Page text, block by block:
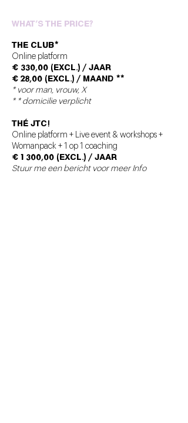
WHAT’S THE PRICE?
THE CLub*
Online platform
€ 330,00 (excl.) / Jaar
€ 28,00 (excl.) / maand **
* voor man, vrouw, X
* * domicilie verplicht
thé JTC!
Online platform + Live event & workshops +
Womanpack + 1 op 1 coaching
€ 1 300,00 (excl.) / Jaar
Stuur me een bericht voor meer Info